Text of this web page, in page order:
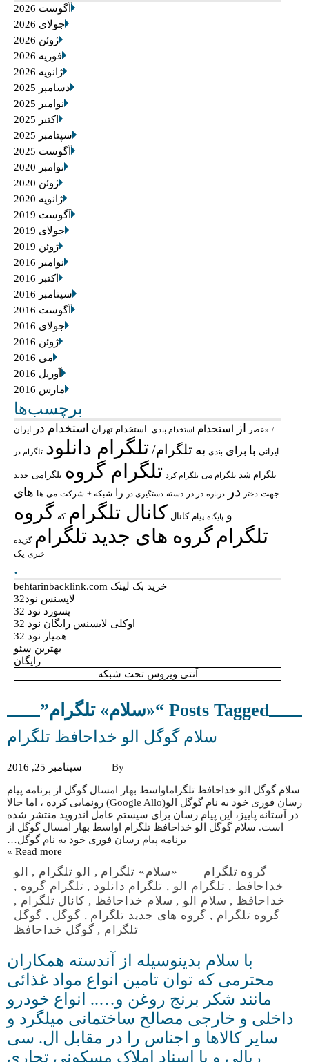
آگوست 2026
جولای 2026
ژوئن 2026
فوریه 2026
ژانویه 2026
دسامبر 2025
نوامبر 2025
اکتبر 2025
سپتامبر 2025
آگوست 2025
نوامبر 2020
ژوئن 2020
ژانویه 2020
آگوست 2019
جولای 2019
ژوئن 2019
نوامبر 2016
اکتبر 2016
سپتامبر 2016
آگوست 2016
جولای 2016
ژوئن 2016
می 2016
آوریل 2016
مارس 2016
برچسب‌ها
«عصر از استخدام استخدام بندی: استخدام تهران استخدام در ایران
ایرانی با برای بندی بهتلگرام/تلگرام دانلود تلگرام در
تلگرام شد تلگرام می تلگرام کرد تلگرام گروه تلگرامی جدید
جهت دختر در درباره در در دسته دستگیری در را شبکه + شرکت می ها
های
پایگاه پیام کانال کانال تلگرام که گروه
تلگرامگروه های جدید تلگرام گزیده
خبری یک
خرید بک لینک behtarinbacklink.com
لایسنس نود32
پسورد نود 32
اوکلی لایسنس رایگان نود 32
همیار نود 32
بهترین سئو
رایگان
آنتی ویروس تحت شبکه
Posts Tagged “«سلام» تلگرام”
سلام گوگل الو خداحافظ تلگرام
By | سپتامبر 25, 2016
سلام گوگل الو خداحافظ تلگراماواسط بهار امسال گوگل از برنامه پیام
رسان فوری خود به نام گوگل الو(Google Allo) رونمایی کرده ، اما حالا
در آستانه پاییز، این پیام رسان برای سیستم عامل اندروید منتشر شده
است. سلام گوگل الو خداحافظ تلگرام اواسط بهار امسال گوگل از
برنامه پیام رسان فوری خود به نام گوگل…
Read more »
گروه تلگرام «سلام» تلگرام , الو تلگرام, الو
خداحافظ, تلگرام الو, تلگرام دانلود, تلگرام گروه,
خداحافظ, سلام الو, سلام خداحافظ, کانال تلگرام,
گروه تلگرام, گروه های جدید تلگرام , گوگل, گوگل
تلگرام , گوگل خداحافظ
با سلام بدینوسیله از آندسته همکاران
محترمی که توان تامین انواع مواد غذائی
مانند شکر برنج روغن و….. انواع خودرو
داخلی و خارجی مصالح ساختمانی میلگرد و
سایر کالاها و اجناس را در مقابل ال. سی
ریالی و یا اسناد املاک مسکونی تجاری